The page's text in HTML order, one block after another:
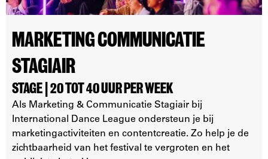
MARKETING COMMUNICATIE
STAGIAIR
STAGE | 20 TOT 40 UUR PER WEEK
Als Marketing & Communicatie Stagiair bij
International Dance League ondersteun je bij
marketingactiviteiten en contentcreatie. Zo help je de
zichtbaarheid van het festival te vergroten en het